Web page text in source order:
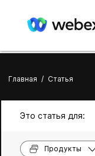
Главная / Статья
Это статья для:
Продукты